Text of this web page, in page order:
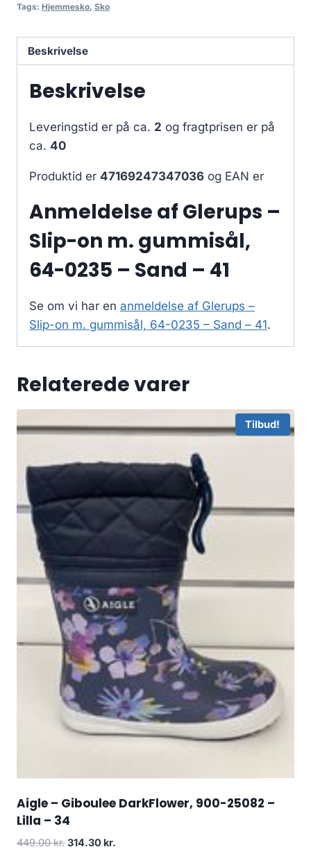
Tags: Hjemmesko, Sko
Beskrivelse
Beskrivelse
Leveringstid er på ca. 2 og fragtprisen er på
ca. 40
Produktid er 47169247347036 og EAN er
Anmeldelse af Glerups –
Slip-on m. gummisål,
64-0235 – Sand – 41
Se om vi har en anmeldelse af Glerups –
Slip-on m. gummisål, 64-0235 – Sand – 41.
Relaterede varer
Tilbud!
Aigle – Giboulee DarkFlower, 900-25082 –
Lilla – 34
449.00kr. Den
314.30 kr.